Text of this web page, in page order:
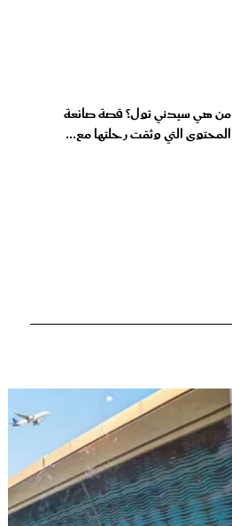
من هي سيدني تول؟ قصة صانعة
المحتوى التي وثقت رحلتها مع...